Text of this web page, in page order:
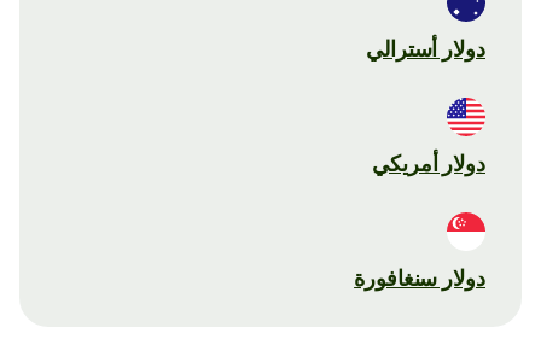
دولار أسترالي
دولار أمريكي
دولار سنغافورة